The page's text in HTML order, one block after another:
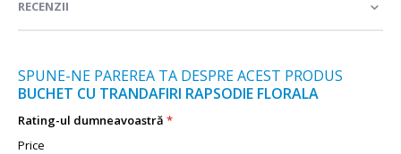
RECENZII
SPUNE-NE PAREREA TA DESPRE ACEST PRODUS
BUCHET CU TRANDAFIRI RAPSODIE FLORALA
Rating-ul dumneavoastră
Price